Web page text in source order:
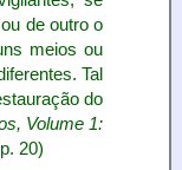
de outro o
meios ou
Tal
do
Volume 1:
20)